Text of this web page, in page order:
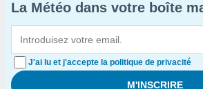
La Météo dans votre boîte
J'ai lu et j'accepte la politique de privacité